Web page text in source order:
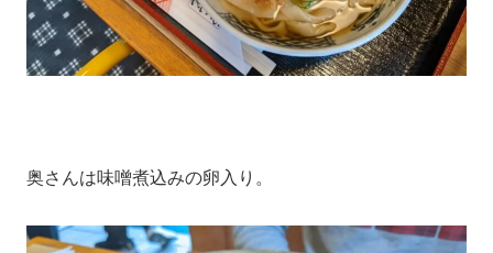
奥さんは味噌煮込みの卵入り。